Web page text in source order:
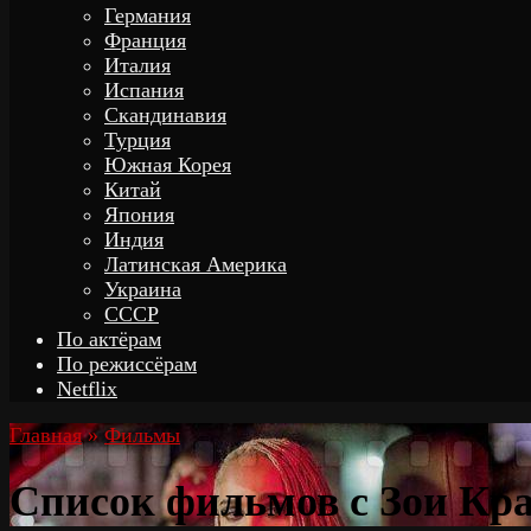
Германия
Франция
Италия
Испания
Скандинавия
Турция
Южная Корея
Китай
Япония
Индия
Латинская Америка
Украина
СССР
По актёрам
По режиссёрам
Netflix
Главная » Фильмы
Список фильмов с Зои